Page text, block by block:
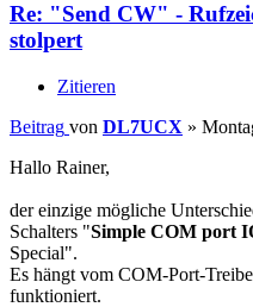
Re: "Send CW" -
stolpert
Zitieren
Beitrag von DL7UCX »
Hallo Rainer,
der einzige mögliche
Schalters "Simple COM port
Special".
Es hängt vom COM-Port-
funktioniert.